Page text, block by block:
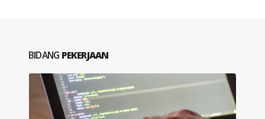
BIDANG PEKERJAAN